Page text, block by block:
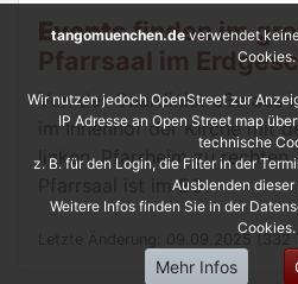
Eventsfinden im
Pfarrsaal im
Von der Guardinistraße aus
im Innenhof der Kirche mit
linken, Pfarrheim zu
Pfarrsaal ist im EG.
Letzte Änderung: 09.09.2025 (332
tangomuenchen.deverwendet
Cookies.
Wir nutzen jedoch OpenStreet zur
IP Adresse an Open Street map
technische
z. B. für den Login, die Filter in der
Ausblenden
Weitere Infos finden Sie in der
Cookies.
Mehr Infos